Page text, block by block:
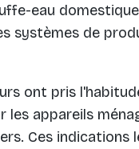
eau
systèmes de
ont pris
les appareils
Ces indications